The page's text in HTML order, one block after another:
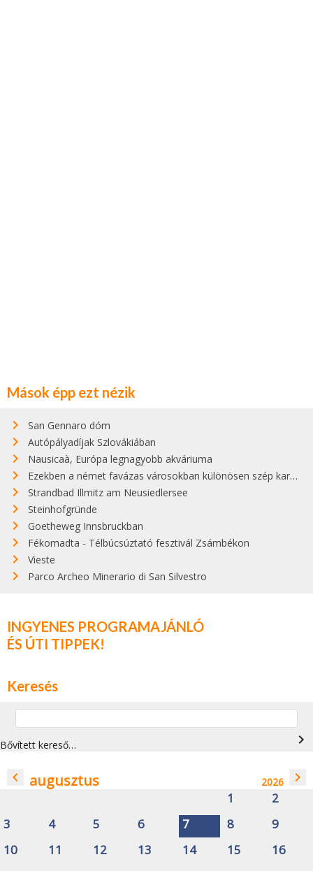
Mások épp ezt nézik
San Gennaro dóm
Autópályadíjak Szlovákiában
Nausicaà, Európa legnagyobb akváriuma
Ezekben a német favázas városokban különösen szép karácsonyi vásárok vannak
Strandbad Illmitz am Neusiedlersee
Steinhofgründe
Goetheweg Innsbruckban
Fékomadta - Télbúcsúztató fesztivál Zsámbékon
Vieste
Parco Archeo Minerario di San Silvestro
INGYENES PROGRAMAJÁNLÓ
ÉS ÚTI TIPPEK!
Keresés
Bővített kereső… navigate_next
navigate_before augusztus 2026 navigate_next
1
2
3
4 5 6 7 8
9
10
11 12 13 14 15
16